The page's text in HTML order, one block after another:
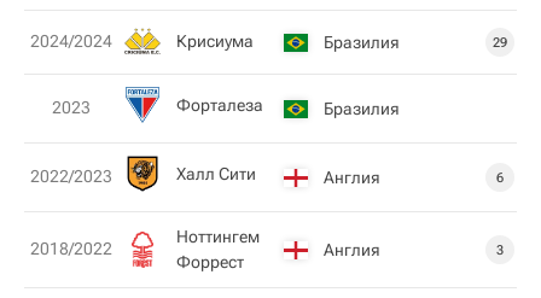
2024/2024 Крисиума Бразилия 29
2023 Форталеза Бразилия
2022/2023 Халл Сити Англия 6
2018/2022
Ноттингем
Форрест
Англия 3